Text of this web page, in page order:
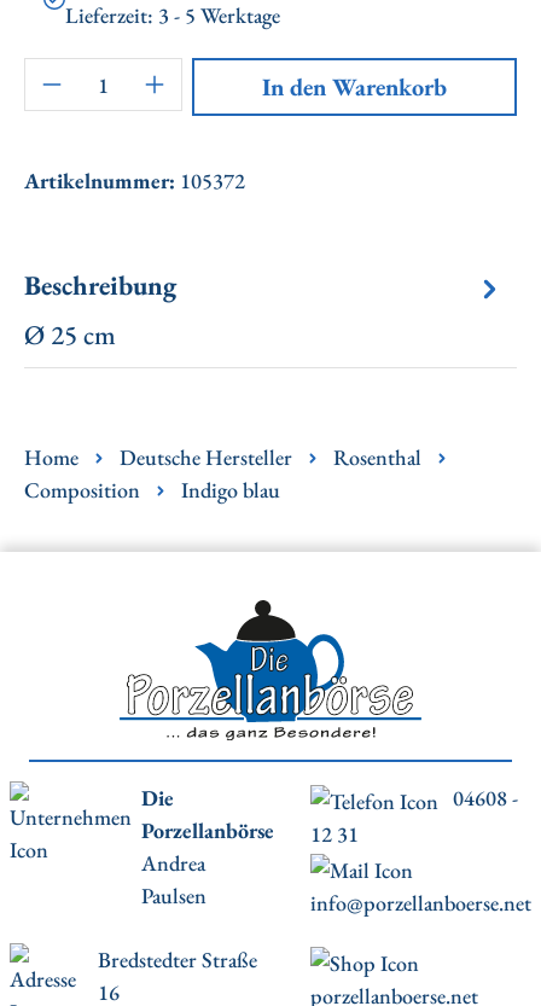
Lieferzeit: 3 - 5 Werktage
Artikel Anzahl: Gib den gewünschten
In den Warenkorb
Artikelnummer: 105372
Beschreibung
Ø 25 cm
Home Deutsche Hersteller
Rosenthal
Composition
Indigo blau
Die
Porzellanbörse
Andrea
Paulsen
04608 -
12 31
info@porzellanboerse.net
Bredstedter Straße
16
porzellanboerse.net